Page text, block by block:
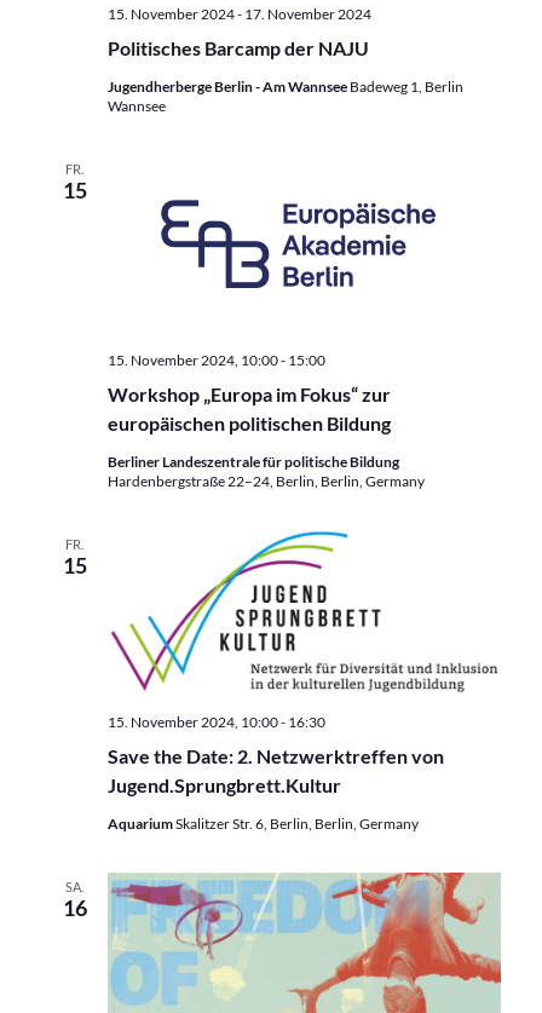
Politisches Barcamp der NAJU
15. November 2024- 17. November 2024
Jugendherberge Berlin - Am Wannsee Badeweg 1, Berlin
Wannsee
FR.
15
Workshop „Europa im Fokus“ zur
europäischen politischen Bildung
15. November 2024, 10:00- 15:00
Berliner Landeszentrale für politische Bildung
Hardenbergstraße 22–24, Berlin, Berlin, Germany
FR.
15
Save the Date: 2. Netzwerktreffen von
Jugend.Sprungbrett.Kultur
15. November 2024, 10:00- 16:30
AquariumSkalitzer Str. 6, Berlin, Berlin, Germany
SA.
16